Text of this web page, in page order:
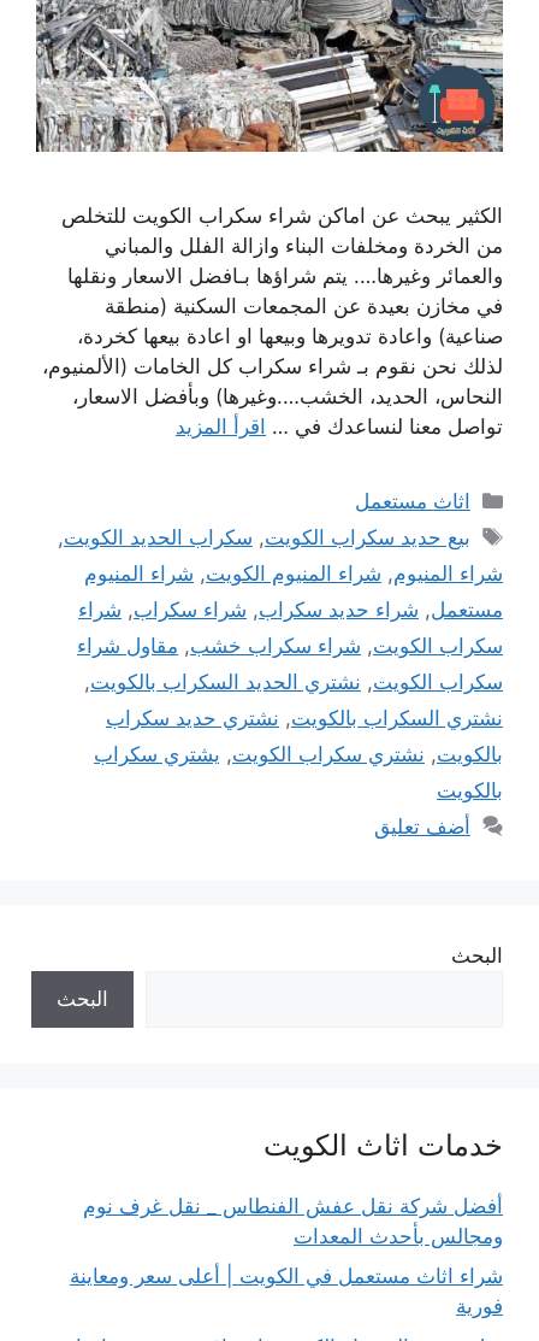
الكثير يبحث عن اماكن شراء سكراب الكويت للتخلص
من الخردة ومخلفات البناء وازالة الفلل والمباني
والعمائر وغيرها…. يتم شراؤها بـافضل الاسعار ونقلها
في مخازن بعيدة عن المجمعات السكنية (منطقة
صناعية) واعادة تدويرها وبيعها او اعادة بيعها كخردة،
لذلك نحن نقوم بـ شراء سكراب كل الخامات (الألمنيوم،
النحاس، الحديد، الخشب….وغيرها) وبأفضل الاسعار،
تواصل معنا لنساعدك في … اقرأ المزيد
التصنيفات
اثاث مستعمل
الوسوم
بيع حديد سكراب الكويت, سكراب الحديد الكويت,
شراء المنيوم, شراء المنيوم الكويت, شراء المنيوم
مستعمل, شراء حديد سكراب, شراء سكراب, شراء
سكراب الكويت, شراء سكراب خشب, مقاول شراء
سكراب الكويت, نشتري الحديد السكراب بالكويت,
نشتري السكراب بالكويت, نشتري حديد سكراب
بالكويت, نشتري سكراب الكويت, يشتري سكراب
بالكويت
أضف تعليق
البحث
البحث
خدمات اثاث الكويت
أفضل شركة نقل عفش الفنطاس _ نقل غرف نوم
ومجالس بأحدث المعدات
شراء اثاث مستعمل في الكويت | أعلى سعر ومعاينة
فورية